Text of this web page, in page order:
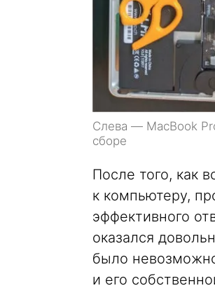
Слева — MacBook
сборе
После того, как
к компьютеру,
эффективного
оказался
было
и его